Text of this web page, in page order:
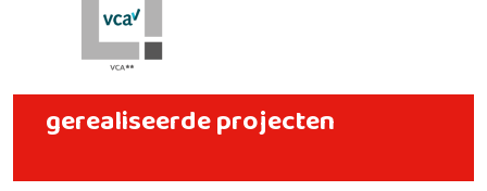
gerealiseerde projecten